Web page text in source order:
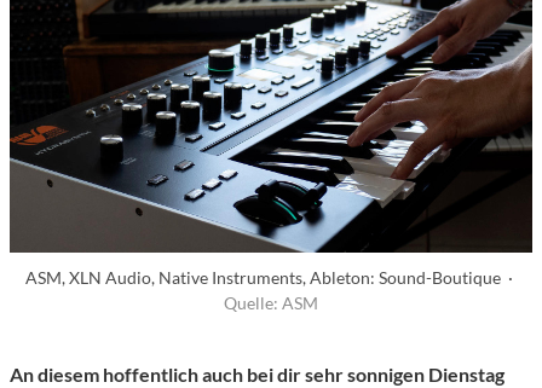
ASM, XLN Audio, Native Instruments, Ableton: Sound-Boutique ·
Quelle: ASM
An diesem hoffentlich auch bei dir sehr sonnigen Dienstag